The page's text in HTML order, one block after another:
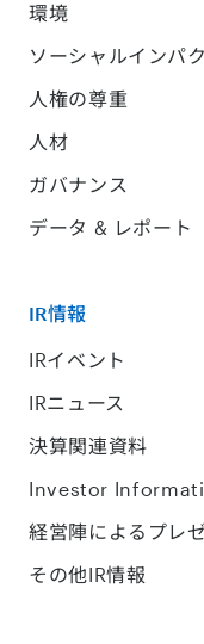
環境
ソーシャルインパ
人権の尊重
人材
ガバナンス
データ & レポート
IR情報
IRイベント
IRニュース
決算関連資料
Investor
経営陣によるプレ
その他IR情報